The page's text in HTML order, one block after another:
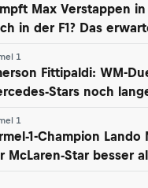
Max Verstappen in
in der F1? Das
1
Fittipaldi: WM-
Stars noch
1
1-Champion Lando
McLaren-Star besser